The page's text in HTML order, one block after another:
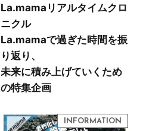
La.mamaリアルタイムクロ
ニクル
La.mamaで過ぎた時間を振
り返り、
未来に積み上げていくため
の特集企画